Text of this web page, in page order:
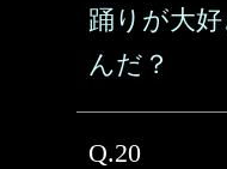
踊りが大
んだ？
Q.20